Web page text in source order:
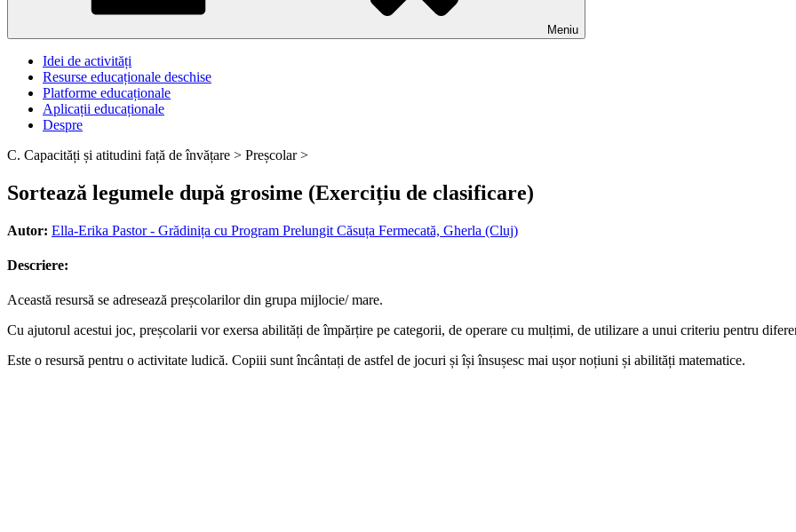
Meniu
Idei de activități
Resurse educaționale deschise
Platforme educaționale
Aplicații educaționale
Despre
C. Capacități și atitudini față de învățare > Preșcolar >
Sortează legumele după grosime (Exercițiu de clasificare)
Autor: Ella-Erika Pastor - Grădinița cu Program Prelungit Căsuța Fermecată, Gherla (Cluj)
Descriere:
Această resursă se adresează preșcolarilor din grupa mijlocie/ mare.
Cu ajutorul acestui joc, preșcolarii vor exersa abilități de împărțire pe categorii, de operare cu mulțimi, de utilizare a unui criteriu pentru
Este o resursă pentru o activitate ludică. Copiii sunt încântați de astfel de jocuri și își însușesc mai ușor noțiuni și abilități matematice.